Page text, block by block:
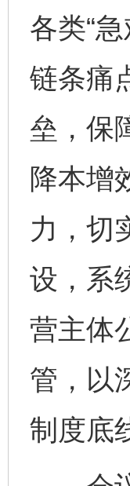
各类“
链条痛
垒，保
降本增
力，切
设，系
营主体
管，以
制度底